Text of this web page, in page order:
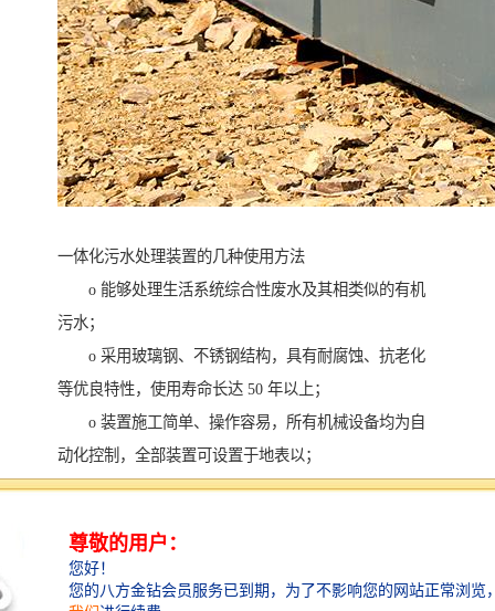
一体化污水处理装置的几种使用方法
o 能够处理生活系统综合性废水及其相类似的有机
污水；
o 采用玻璃钢、不锈钢结构，具有耐腐蚀、抗老化
等优良特性，使用寿命长达 50 年以上；
o 装置施工简单、操作容易，所有机械设备均为自
动化控制，全部装置可设置于地表以；